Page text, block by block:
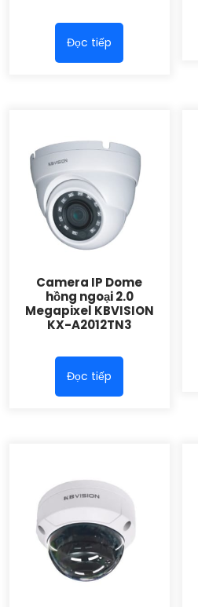
Đọc tiếp
Camera IP Dome
hồng ngoại 2.0
Megapixel KBVISION
KX-A2012TN3
Đọc tiếp